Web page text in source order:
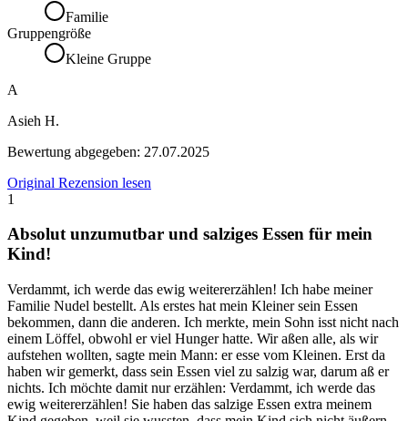
Familie
Gruppengröße
Kleine Gruppe
A
Asieh H.
Bewertung abgegeben: 27.07.2025
Original Rezension lesen
1
Absolut unzumutbar und salziges Essen für mein
Kind!
Verdammt, ich werde das ewig weitererzählen! Ich habe meiner
Familie Nudel bestellt. Als erstes hat mein Kleiner sein Essen
bekommen, dann die anderen. Ich merkte, mein Sohn isst nicht nach
einem Löffel, obwohl er viel Hunger hatte. Wir aßen alle, als wir
aufstehen wollten, sagte mein Mann: er esse vom Kleinen. Erst da
haben wir gemerkt, dass sein Essen viel zu salzig war, darum aß er
nichts. Ich möchte damit nur erzählen: Verdammt, ich werde das
ewig weitererzählen! Sie haben das salzige Essen extra meinem